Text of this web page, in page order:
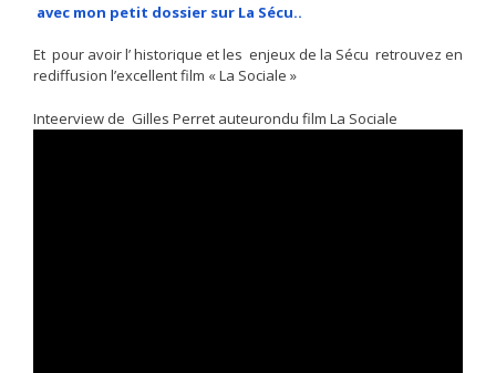
avec mon petit dossier sur La Sécu..
Et pour avoir l’ historique et les enjeux de la Sécu retrouvez en
rediffusion l’excellent film « La Sociale »
Inteerview de Gilles Perret auteurondu film La Sociale